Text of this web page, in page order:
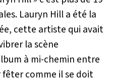
Lauryn Hill a été la
cette artiste qui avait
la scène
à mi-chemin entre
comme il se doit